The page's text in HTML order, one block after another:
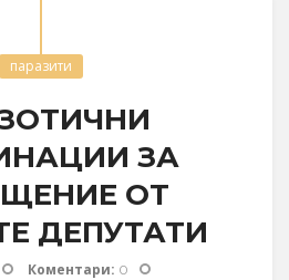
паразити
ЗА
ОТ
ДЕПУТАТИ
Коментари: 0